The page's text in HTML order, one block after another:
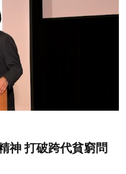
神 打破跨代貧窮問